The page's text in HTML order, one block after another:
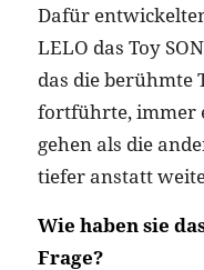
Dafür
LELO das Toy
das die berühmte
fortführte, immer
gehen als die
tiefer anstatt
Wie haben sie
Frage?